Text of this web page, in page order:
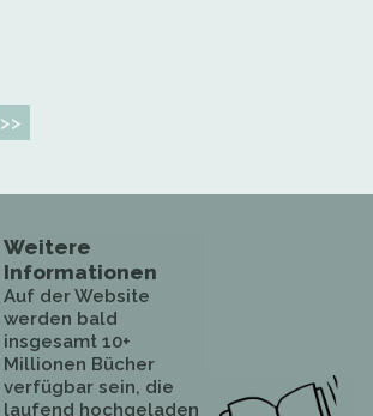
>>
Weitere
Informationen
Auf der Website
werden bald
insgesamt 10+
Millionen Bücher
verfügbar sein, die
laufend hochgeladen